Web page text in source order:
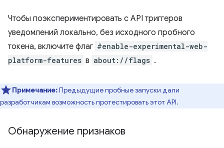
Чтобы поэкспериментировать с API триггеров
уведомлений локально, без исходного пробного
токена, включите флаг #enable-experimental-web-
platform-features в about://flags .
Примечание:Предыдущие пробные запуски дали
разработчикам возможность протестировать этот API.
Обнаружение признаков